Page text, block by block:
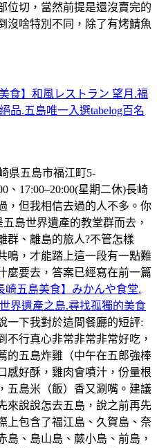
位切，當然前提是還沒賣完的
沒啥特別不同，除了有烤鯖魚
食】和風レストラン 望月.福
品.五島唯一入選tabelog百名
県五島市福江町5-
、17:00–20:00(星期二休)長崎
，但我相信去過的人不多。你
島世界遺產的教堂群而去，
群、離島的旅人?不管怎樣
鳴，才能踏上這一段有一點難
麼要去，答案已經寫在前一篇
崎五島美食】みかんや食堂.
界遺產之島.尋找孤獨的美食
一下我對於這間餐廳的短評:
不行真心非常非常非常好吃，
的五島炸雞（中午在五郎強棒
感好酥，雞肉會噴汁，份量根
五島米（飯）香又涮嘴。建議
來說說怎去五島，說之前再先
上包含了福江島、久賀島、奈
島、島山島、蕨小島、前島，